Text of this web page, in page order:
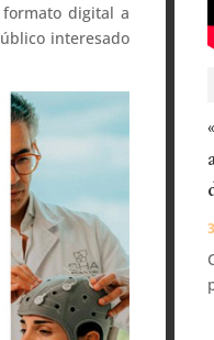
digital a
interesado